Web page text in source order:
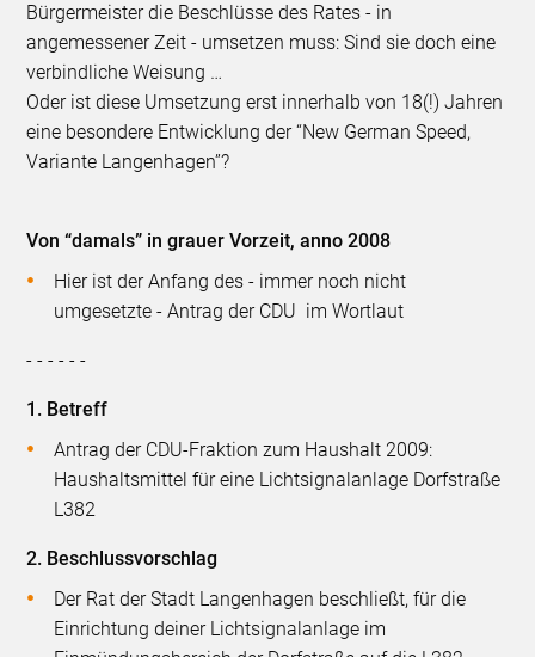
Bürgermeister die Beschlüsse des Rates - in
angemessener Zeit - umsetzen muss: Sind sie doch eine
verbindliche Weisung …
Oder ist diese Umsetzung erst innerhalb von 18(!) Jahren
eine besondere Entwicklung der “New German Speed,
Variante Langenhagen”?
Von “damals” in grauer Vorzeit, anno 2008
Hier ist der Anfang des - immer noch nicht
umgesetzte - Antrag der CDU im Wortlaut
- - - - - -
1. Betreff
Antrag der CDU-Fraktion zum Haushalt 2009:
Haushaltsmittel für eine Lichtsignalanlage Dorfstraße
L382
2. Beschlussvorschlag
Der Rat der Stadt Langenhagen beschließt, für die
Einrichtung deiner Lichtsignalanlage im